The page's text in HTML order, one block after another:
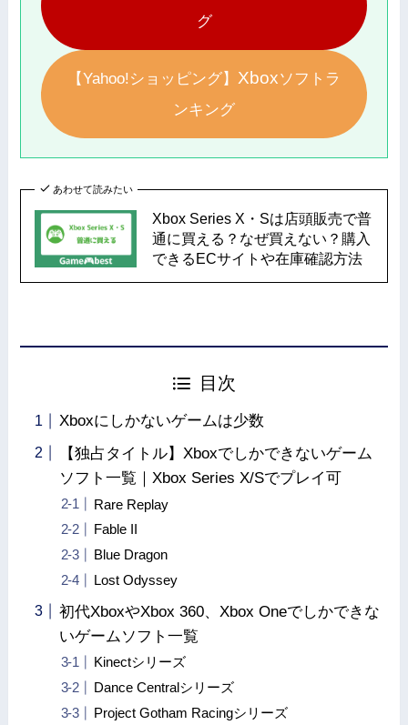
グ
【Yahoo!ショッピング】 Xboxソフトラ
ンキング
あわせて読みたい
Xbox Series X・Sは店頭販売で普
通に買える？なぜ買えない？購入
できるECサイトや在庫確認方法
目次
Xboxにしかないゲームは少数
【独占タイトル】Xboxでしかできないゲーム
ソフト一覧｜Xbox Series X/Sでプレイ可
Rare Replay
Fable II
Blue Dragon
Lost Odyssey
初代XboxやXbox 360、Xbox Oneでしかできな
いゲームソフト一覧
Kinectシリーズ
Dance Centralシリーズ
Project Gotham Racingシリーズ